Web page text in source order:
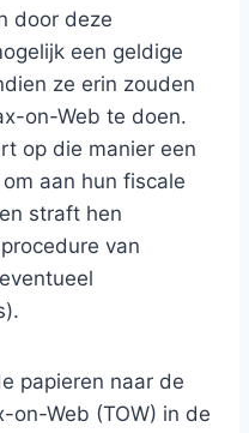
door deze
een geldige
ze erin zouden
on-Web te doen.
op die manier een
aan hun fiscale
straft hen
van
papieren naar de
on-Web (TOW) in de